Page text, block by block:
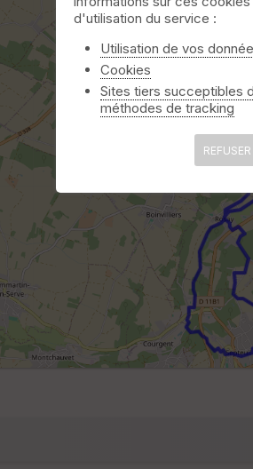
d'utilisation du service :
Utilisation de vos
Cookies
Sites tiers succeptibles
méthodes de tracking
REFUSER